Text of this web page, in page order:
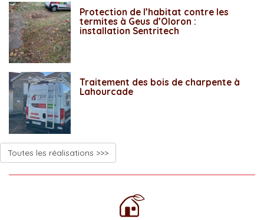
Protection de l’habitat contre les
termites à Geus d’Oloron :
installation Sentritech
Traitement des bois de charpente à
Lahourcade
Toutes les réalisations >>>